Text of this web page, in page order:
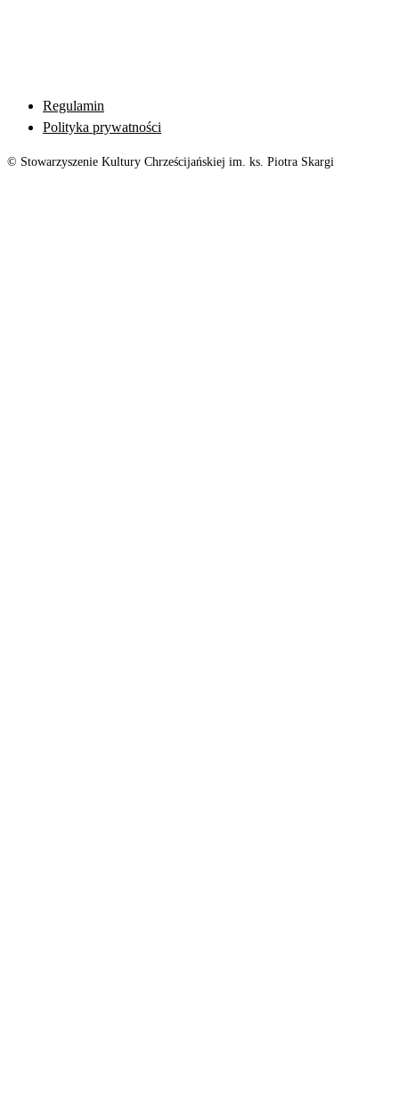
Regulamin
Polityka prywatności
© Stowarzyszenie Kultury Chrześcijańskiej im. ks. Piotra Skargi